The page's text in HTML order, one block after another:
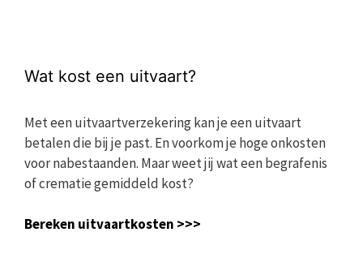
Wat kost een uitvaart?
Met een uitvaartverzekering kan je een uitvaart
betalen die bij je past. En voorkom je hoge onkosten
voor nabestaanden. Maar weet jij wat een begrafenis
of crematie gemiddeld kost?
Bereken uitvaartkosten >>>